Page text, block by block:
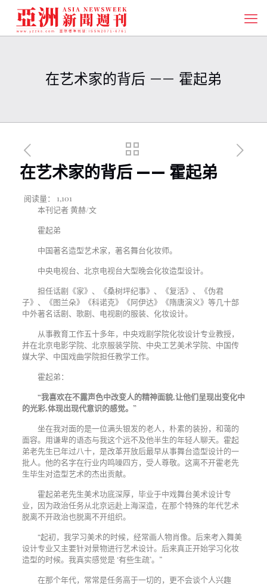
在艺术家的背后 —— 霍起弟
在艺术家的背后 —— 霍起弟
阅读量：
1,101
本刊记者 黄赫/文
霍起弟
中国著名造型艺术家，著名舞台化妆师。
中央电视台、北京电视台大型晚会化妆造型设计。
担任话剧《家》、《桑树坪纪事》、《复活》、《伪君
子》、《图兰朵》《科诺克》《阿伊达》《隋唐演义》等几十部
中外著名话剧、歌剧、电视剧的服装、化妆设计。
从事教育工作五十多年，中央戏剧学院化妆设计专业教授，
并在北京电影学院、北京服装学院、中央工艺美术学院、中国传
媒大学、中国戏曲学院担任教学工作。
霍起弟：
“我喜欢在不露声色中改变人的精神面貌,让他们呈现出变化中
的光彩,体现出现代意识的感觉。 ”
坐在我对面的是一位满头银发的老人，朴素的装扮，和蔼的
面容。用谦卑的语态与我这个远不及他半生的年轻人聊天。霍起
弟老先生已年过八十，是改革开放后最早从事舞台造型设计的一
批人。他的名字在行业内鸣噪四方，受人尊敬。这离不开霍老先
生毕生对造型艺术的杰出贡献。
霍起弟老先生美术功底深厚，毕业于中戏舞台美术设计专
业，因为政治任务从北京远赴上海深造，在那个特殊的年代艺术
脱离不开政治也脱离不开组织。
“起初，我学习美术的时候，经常画人物肖像。后来考入舞美
设计专业又主要针对景物进行艺术设计。后来真正开始学习化妆
造型的时候。我真实感觉是 ‘有些生疏’。”
在那个年代，常常是任务高于一切的，更不会谈个人兴趣